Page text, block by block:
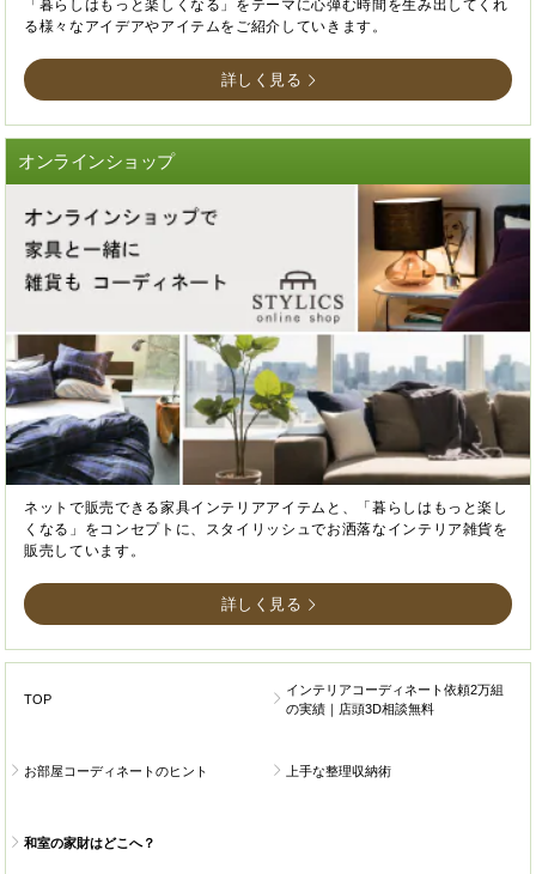
「暮らしはもっと楽しくなる」をテーマに心弾む時間を生み出してくれ
る様々なアイデアやアイテムをご紹介していきます。
詳しく見る
オンラインショップ
ネットで販売できる家具インテリアアイテムと、「暮らしはもっと楽し
くなる」をコンセプトに、スタイリッシュでお洒落なインテリア雑貨を
販売しています。
詳しく見る
TOP
インテリアコーディネート依頼2万組
の実績｜店頭3D相談無料
お部屋コーディネートのヒント 上手な整理収納術
和室の家財はどこへ？